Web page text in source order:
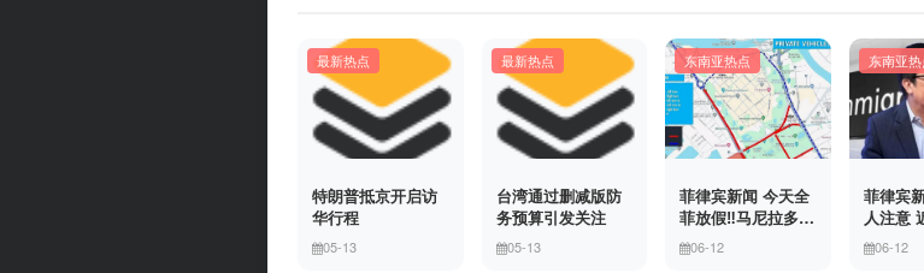
最新热点
特朗普抵京开启访
华行程
05-13
最新热点
台湾通过删减版防
务预算引发关注
05-13
东南亚热点
菲律宾新闻 今天全
菲放假‼️马尼拉多地
封路06-12
东南亚热
菲律宾
人注意
冒移民
上门敲
06-12